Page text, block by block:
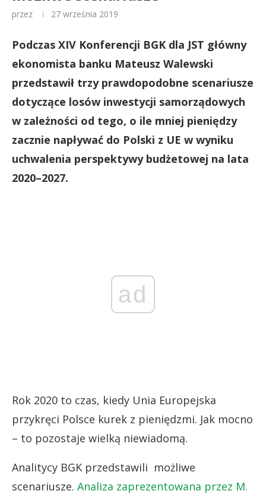
przez 27 września 2019
Podczas XIV Konferencji BGK dla JST główny
ekonomista banku Mateusz Walewski
przedstawił trzy prawdopodobne scenariusze
dotyczące losów inwestycji samorządowych
w zależności od tego, o ile mniej pieniędzy
zacznie napływać do Polski z UE w wyniku
uchwalenia perspektywy budżetowej na lata
2020–2027.
ad
Rok 2020 to czas, kiedy Unia Europejska
przykręci Polsce kurek z pieniędzmi. Jak mocno
– to pozostaje wielką niewiadomą.
Analitycy BGK przedstawili możliwe
scenariusze. Analiza zaprezentowana przez M.